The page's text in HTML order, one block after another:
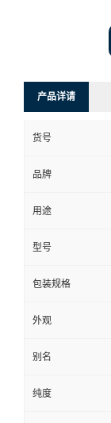
产品详请
货号
品牌
用途
型号
包装规格
外观
别名
纯度